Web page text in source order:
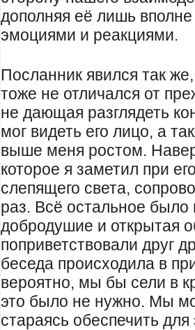
дополняя её лишь
эмоциями и реакциями.
Посланник явился так
тоже не отличался от
не дающая разглядеть
мог видеть его лицо, а
выше меня ростом.
которое я заметил при
слепящего света,
раз. Всё остальное
добродушие и открытая
поприветствовали друг
беседа происходила в
вероятно, мы бы сели в
это было не нужно. Мы
стараясь обеспечить для